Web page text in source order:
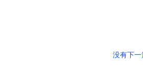
没有下一